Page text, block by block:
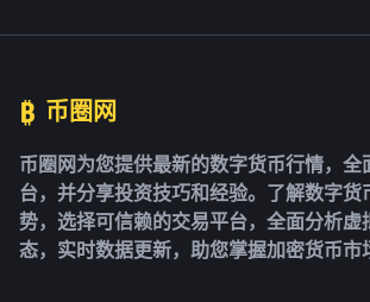
₿ 币圈网
币圈网为您提供最新的数字货币行情，全
台，并分享投资技巧和经验。了解数字货
势，选择可信赖的交易平台，全面分析虚
态，实时数据更新，助您掌握加密货币市